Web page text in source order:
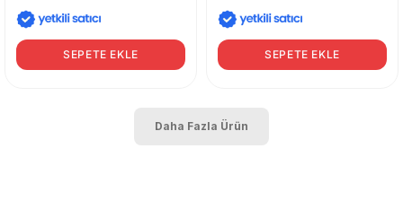
SEPETE EKLE SEPETE EKLE
Daha Fazla Ürün